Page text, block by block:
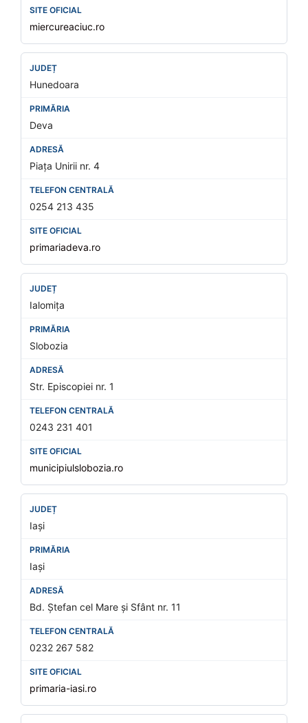
miercureaciuc.ro
Hunedoara
Deva
Piața Unirii nr. 4
0254 213 435
primariadeva.ro
Ialomița
Slobozia
Str. Episcopiei nr. 1
0243 231 401
municipiulslobozia.ro
Iași
Iași
Bd. Ștefan cel Mare și Sfânt nr. 11
0232 267 582
primaria-iasi.ro